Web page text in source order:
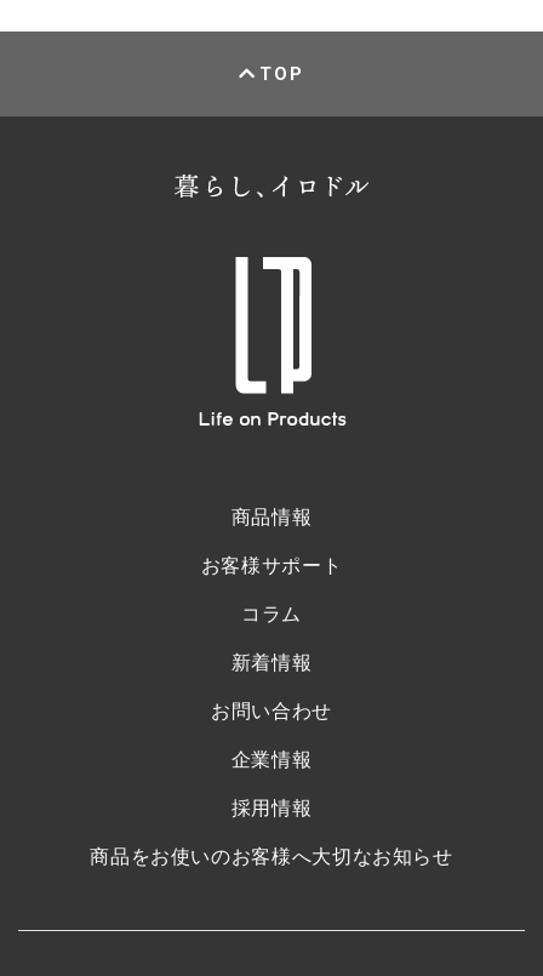
TOP
商品情報
お客様サポート
コラム
新着情報
お問い合わせ
企業情報
採用情報
商品をお使いのお客様へ大切なお知らせ